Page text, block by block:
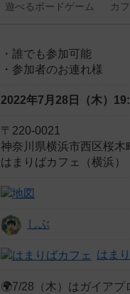
遊べるボードゲーム カ
・誰でも参加可能
・参加者のお連れ様
2022年7月28日（木）
〒220-0021
神奈川県横浜市西区桜
はまりばカフェ（横浜）
しぶ
はま
🌍7/28（木）はガイア